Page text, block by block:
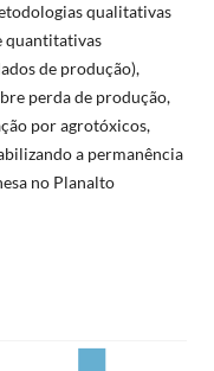
qualitativas
quantitativas
de produção),
perda de produção,
por agrotóxicos,
a permanência
no Planalto